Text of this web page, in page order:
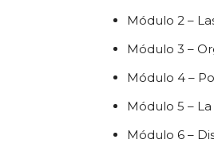
Módulo 2 –
Módulo 3 –
Módulo 4 –
Módulo 5 –
Módulo 6 –